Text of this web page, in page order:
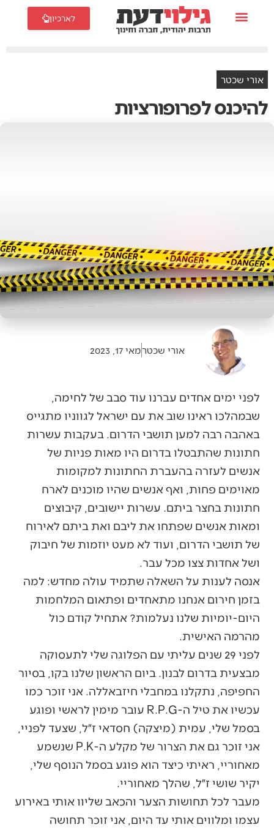
לארכיון
אורי שכטר
להיכנס לפרופורציות
אורי שכטרמאי 17, 2023
לפני ימים אחדים עברנו עוד סבב של לחימה,
שבמהלכו ראינו שוב את עם ישראל לגווניו מתגייס
באהבה רבה למען תושבי הדרום. בעקבות עשרות
חתונות שהתבטלו בדרום היו מאות פניות של
אנשים לעזרה בהעברת החתונות למקומות
מאוימים פחות, ואף אנשים שהיו מוכנים לארח
חתונות בחצר ביתם. עשרות יישובים, קיבוצים
ומאות אנשים שפתחו את ליבם ואת ביתם לאירוח
של תושבי הדרום, ועוד לא מעט יוזמות של חיבוק
ושל אחדות צצו מכל עבר.
אנסה לענות על השאלה שתמיד עולה מחדש: למה
בזמן חירום אנחנו מתאחדים ופתאום המלחמות
היום-יומיות שלנו נעלמות? אתחיל קודם כול
מהרמה האישית.
לפני 29 שנים עליתי עם הפלוגה שלי לתעסוקה
מבצעית בדרום לבנון. ביום הראשון שלנו בקו, בסיור
החפיפה, נתקלנו במחבלי חיזבאללה. אני זוכר כמו
עכשיו את טיל ה-R.P.G עובר מימין לראשי ופוגע
בסמל שלי, עמית (מיצקה) חסדאי ז״ל, שצעד לפניי,
אני זוכר גם את הצרור של מקלע ה-P.K שנשמע
מאחוריי, ראיתי כיצד הוא פוגע בסמל הנוסף שלי,
יקיר שושי ז״ל, שהלך מאחוריי.
מעבר לכל תחושות הצער והכאב שליוו אותי באירוע
עצמו ומלווים אותי עד היום, אני זוכר תחושה